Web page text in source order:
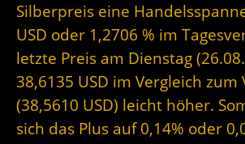
Silberpreis eine
USD oder 1,2706 % im
letzte Preis am Dienstag
38,6135 USD im Vergleich zum
(38,5610 USD) leicht höher.
sich das Plus auf 0,14% oder